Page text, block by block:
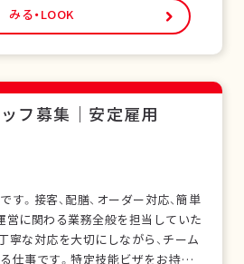
があり、日本の飲食サービスを基礎
して安定した雇用形態で、長期的な
。シフト制勤務で、…
みる・LOOK
フ募集｜安定雇用
。接客、配膳、オーダー対応、簡単
営に関わる業務全般を担当していた
寧な対応を大切にしながら、チーム
仕事です。特定技能ビザをお持ちの